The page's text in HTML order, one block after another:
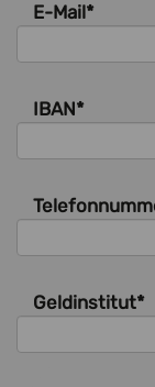
E-Mail*
IBAN*
Geldinstitut*